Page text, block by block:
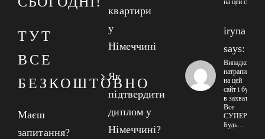
ТУТ
ВСЕ
БЕЗКОШТОВНО
Маєш
запитання?
квартири
у
Німеччині
Як
підтвердити
диплом у
Німеччині?
iryna
says:
Випадково
натрапила
на цей
сайт і була
в захваті!
Все
СУПЕР!
Будь…